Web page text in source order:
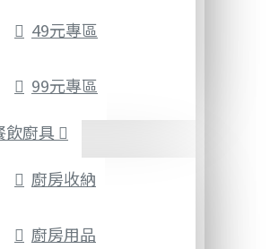
49元專區
99元專區
飲廚具
廚房收納
廚房用品